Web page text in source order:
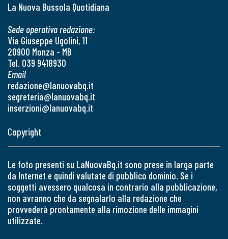
La Nuova Bussola Quotidiana
Sede operativa redazione:
Via Giuseppe Ugolini, 11
20900 Monza - MB
Tel. 039 9418930
Email
redazione@lanuovabq.it
segreteria@lanuovabq.it
inserzioni@lanuovabq.it
Copyright
Le foto presenti su LaNuovaBq.it sono prese in larga parte
da Internet e quindi valutate di pubblico dominio. Se i
soggetti avessero qualcosa in contrario alla pubblicazione,
non avranno che da segnalarlo alla redazione che
provvederà prontamente alla rimozione delle immagini
utilizzate.